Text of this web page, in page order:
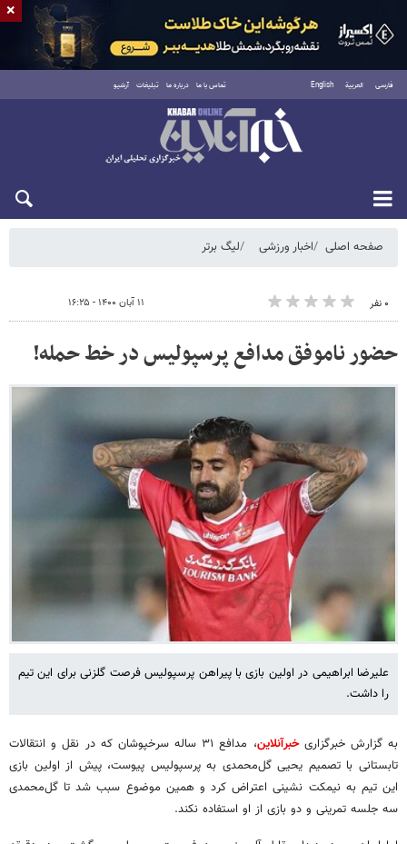
فارسی العربية English تماس با ما درباره ما تبلیغات آرشیو
شنبه ۱۷ مرداد ۱۴۰۵
صفحه اصلی اخبار ورزشی لیگ برتر
۰ نفر ۱۱ آبان ۱۴۰۰ - ۱۶:۲۵
حضور ناموفق مدافع پرسپولیس در خط حمله!
علیرضا ابراهیمی در اولین بازی با پیراهن پرسپولیس فرصت گلزنی برای این تیم
را داشت.
به گزارش خبرگزاریخبرآنلاین
، مدافع ۳۱ ساله سرخپوشان که در نقل و انتقالات
تابستانی با تصمیم یحیی گل‌محمدی به پرسپولیس پیوست، پیش از اولین بازی
این تیم به نیمکت نشینی اعتراض کرد و همین موضوع سبب شد تا گل‌محمدی
سه جلسه تمرینی و دو بازی از او استفاده نکند.
×